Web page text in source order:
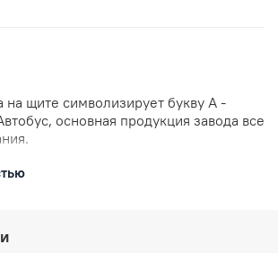
на щите символизирует букву А -
основная продукция завода все
мм